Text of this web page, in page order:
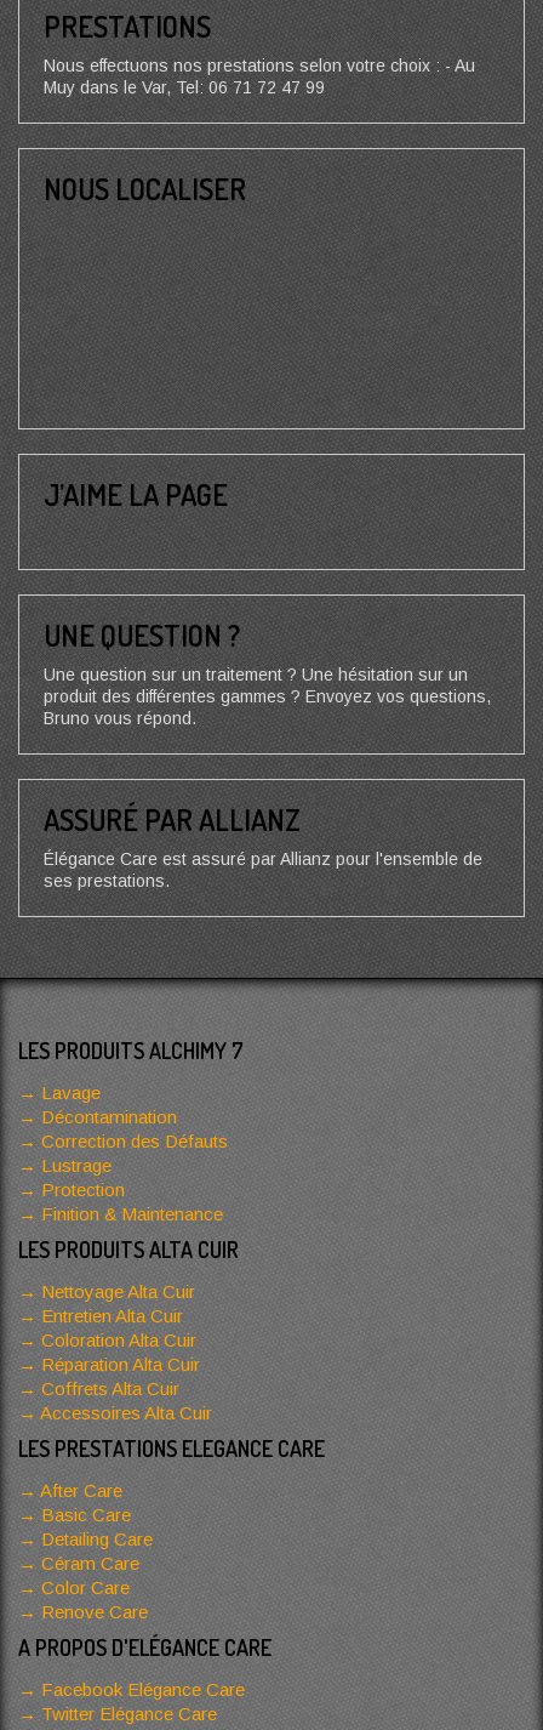
PRESTATIONS
Nous effectuons nos prestations selon votre choix : - Au
Muy dans le Var, Tel: 06 71 72 47 99
NOUS LOCALISER
J’AIME LA PAGE
UNE QUESTION ?
Une question sur un traitement ? Une hésitation sur un
produit des différentes gammes ? Envoyez vos questions,
Bruno vous répond.
ASSURÉ PAR ALLIANZ
Élégance Care est assuré par Allianz pour l'ensemble de
ses prestations.
LES PRODUITS ALCHIMY 7
Lavage
Décontamination
Correction des Défauts
Lustrage
Protection
Finition & Maintenance
LES PRODUITS ALTA CUIR
Nettoyage Alta Cuir
Entretien Alta Cuir
Coloration Alta Cuir
Réparation Alta Cuir
Coffrets Alta Cuir
Accessoires Alta Cuir
LES PRESTATIONS ELEGANCE CARE
After Care
Basic Care
Detailing Care
Céram Care
Color Care
Renove Care
A PROPOS D'ELÉGANCE CARE
Facebook Elégance Care
Twitter Elégance Care